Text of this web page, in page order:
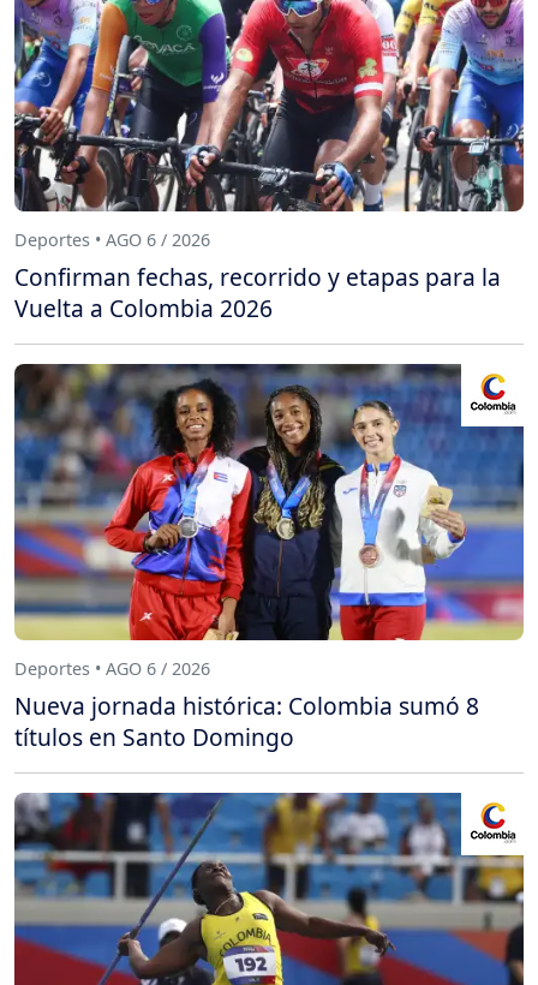
Deportes • AGO 6 / 2026
Confirman fechas, recorrido y etapas para la
Vuelta a Colombia 2026
Deportes • AGO 6 / 2026
Nueva jornada histórica: Colombia sumó 8
títulos en Santo Domingo